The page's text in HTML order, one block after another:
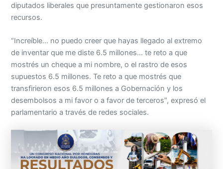
diputados liberales que presuntamente gestionaron esos
recursos.
“Increíble… no puedo creer que hayas llegado al extremo
de inventar que me diste 6.5 millones… te reto a que
mostrés un cheque a mi nombre, o el rastro de esos
supuestos 6.5 millones. Te reto a que mostrés que
transfirieron esos 6.5 millones a Gobernación y los
desembolsos a mi favor o a favor de terceros”, expresó el
parlamentario a través de redes sociales.